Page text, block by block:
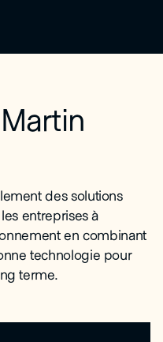
des solutions
entreprises à
en combinant
technologie pour
terme.